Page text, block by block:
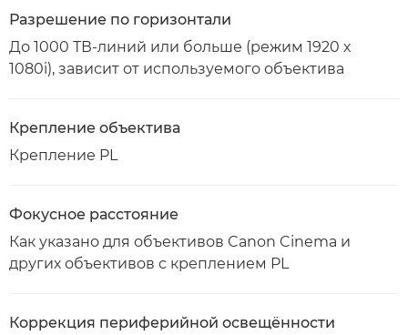
Разрешение по горизонтали
До 1000 ТВ-линий или больше (режим 1920 х
1080i), зависит от используемого объектива
Крепление объектива
Крепление PL
Фокусное расстояние
Как указано для объективов Canon Cinema и
других объективов с креплением PL
Коррекция периферийной освещённости